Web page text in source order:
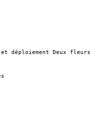
déploiement Deux fleurs